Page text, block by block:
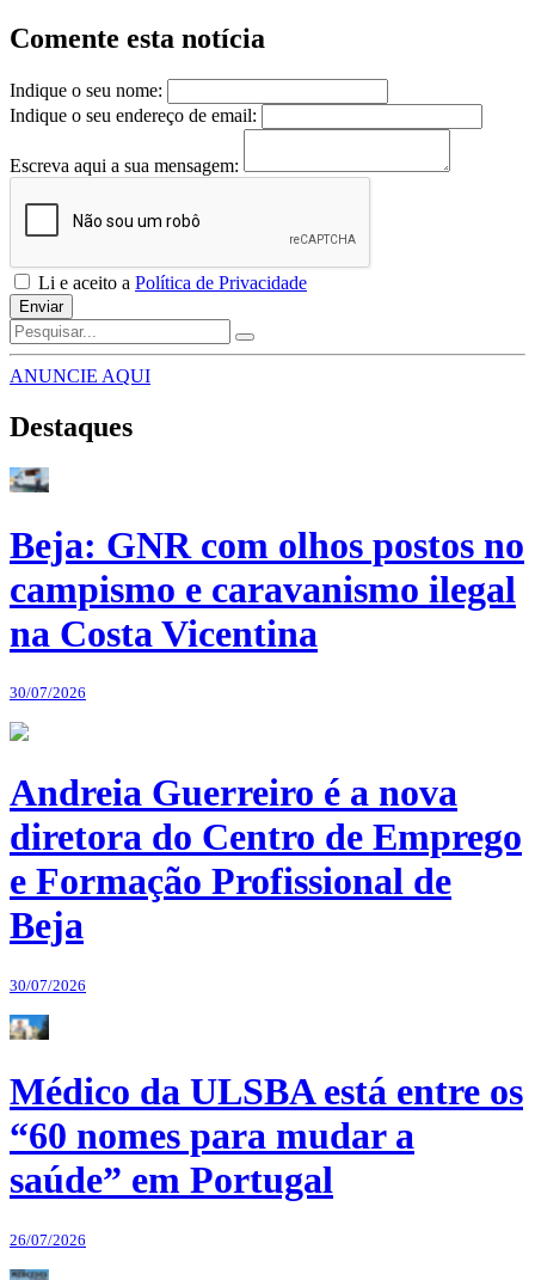
Comente esta notícia
Indique o seu nome:
Indique o seu endereço de email:
Escreva aqui a sua mensagem:
Li e aceito a Política de Privacidade
Enviar
ANUNCIE AQUI
Destaques
Beja: GNR com olhos postos no
campismo e caravanismo ilegal
na Costa Vicentina
30/07/2026
Andreia Guerreiro é a nova
diretora do Centro de Emprego
e Formação Profissional de
Beja
30/07/2026
Médico da ULSBA está entre os
“60 nomes para mudar a
saúde” em Portugal
26/07/2026